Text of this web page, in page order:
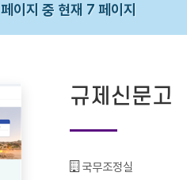
이지 중 현재 7 페이지
규제신문고
기관명 :
국무조정실